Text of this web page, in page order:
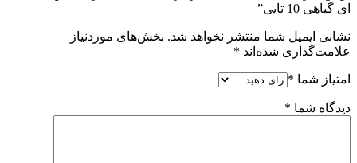
ای گیاهی 10 تایی”
نشانی ایمیل شما منتشر نخواهد شد. بخش‌های موردنیاز
علامت‌گذاری شده‌اند *
امتیاز شما *
دیدگاه شما *